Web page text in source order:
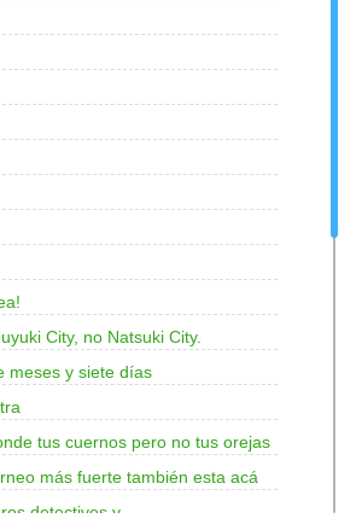
City, no Natsuki City.
meses y siete días
tus cuernos pero no tus orejas
más fuerte también esta acá
detectives y…